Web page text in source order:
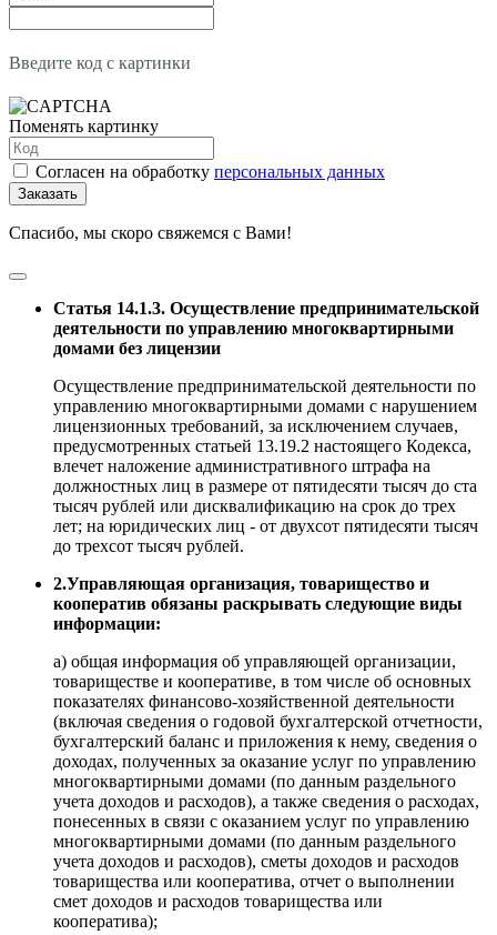
Введите код с картинки
Поменять картинку
Согласен на обработку персональных данных
Заказать
Спасибо, мы скоро свяжемся с Вами!
Статья 14.1.3. Осуществление предпринимательской
деятельности по управлению многоквартирными
домами без лицензии
Осуществление предпринимательской деятельности по
управлению многоквартирными домами с нарушением
лицензионных требований, за исключением случаев,
предусмотренных статьей 13.19.2 настоящего Кодекса,
влечет наложение административного штрафа на
должностных лиц в размере от пятидесяти тысяч до ста
тысяч рублей или дисквалификацию на срок до трех
лет; на юридических лиц - от двухсот пятидесяти тысяч
до трехсот тысяч рублей.
2.Управляющая организация, товарищество и
кооператив обязаны раскрывать следующие виды
информации:
а) общая информация об управляющей организации,
товариществе и кооперативе, в том числе об основных
показателях финансово-хозяйственной деятельности
(включая сведения о годовой бухгалтерской отчетности,
бухгалтерский баланс и приложения к нему, сведения о
доходах, полученных за оказание услуг по управлению
многоквартирными домами (по данным раздельного
учета доходов и расходов), а также сведения о расходах,
понесенных в связи с оказанием услуг по управлению
многоквартирными домами (по данным раздельного
учета доходов и расходов), сметы доходов и расходов
товарищества или кооператива, отчет о выполнении
смет доходов и расходов товарищества или
кооператива);